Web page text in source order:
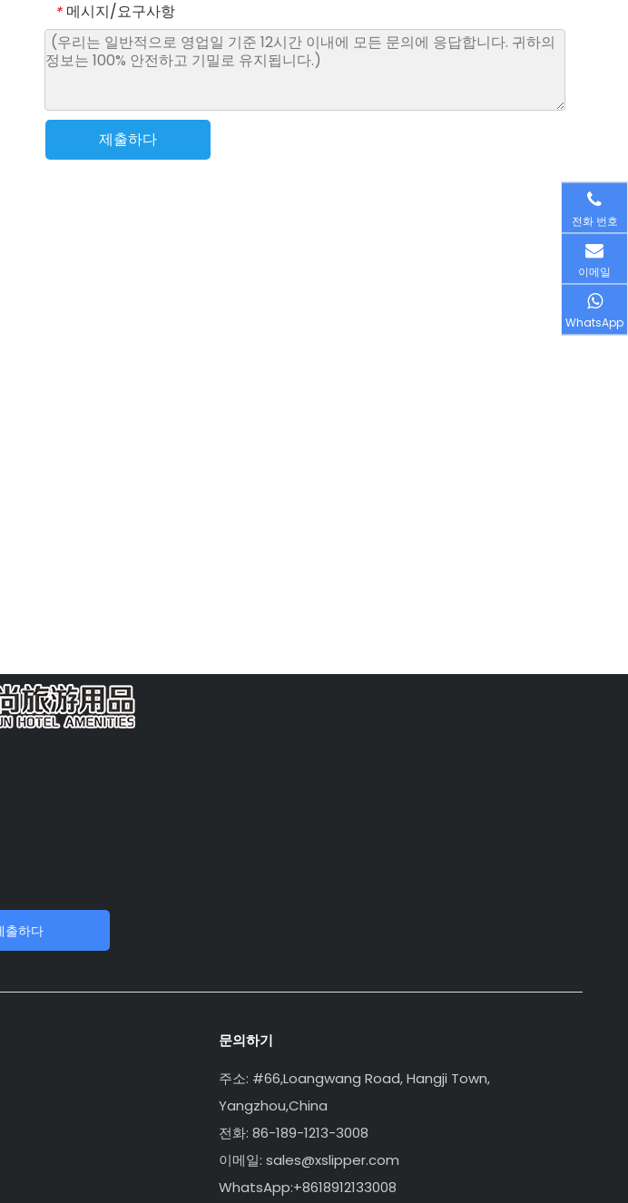
* 메시지/요구사항
제출하다
출하다
문의하기
주소: #66,Loangwang Road, Hangji Town,
Yangzhou,China
전화: 86-189-1213-3008
이메일: sales@xslipper.com
WhatsApp:+8618912133008
전화 번호
이메일
WhatsApp